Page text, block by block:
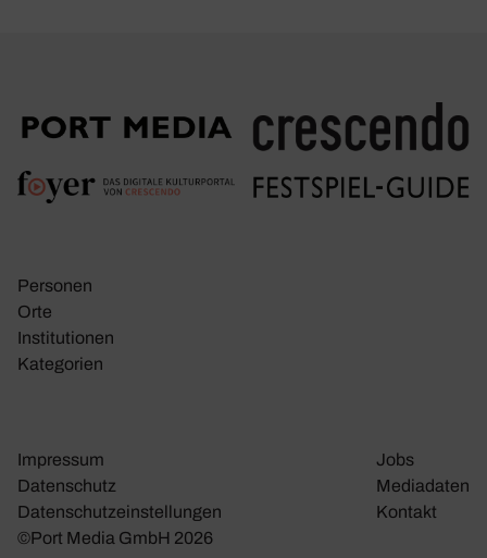
Personen
Orte
Insti­tu­tionen
Kate­go­rien
©Port Media GmbH 2026
Impressum
Daten­schutz
Daten­schutz­ein­stel­lungen
Jobs
Media­daten
Kontakt